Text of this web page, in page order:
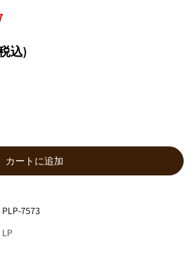
込)
カートに追加
PLP-7573
LP